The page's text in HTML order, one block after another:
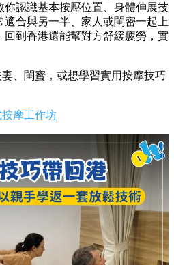
你認識基本按壓位置、身體伸展技
合與另一半、家人或閨密一起上
到香港還能幫對方舒緩疲勞，實
、閨蜜，或想學習實用按摩技巧
摩工作坊